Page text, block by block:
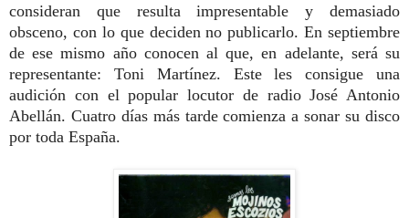
consideran que resulta impresentable y demasiado
obsceno, con lo que deciden no publicarlo.En septiembre
de ese mismo año conocen al que, en adelante, será su
representante: Toni Martínez. Este les consigue una
audición con el popular locutor de radio José Antonio
Abellán. Cuatro días más tarde comienza a sonar su disco
por toda España.